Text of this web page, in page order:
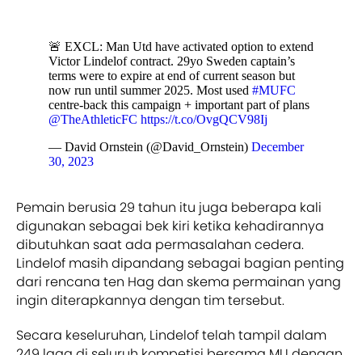
🚨 EXCL: Man Utd have activated option to extend
Victor Lindelof contract. 29yo Sweden captain’s
terms were to expire at end of current season but
now run until summer 2025. Most used #MUFC
centre-back this campaign + important part of plans
@TheAthleticFC https://t.co/OvgQCV98Ij
— David Ornstein (@David_Ornstein) December
30, 2023
Pemain berusia 29 tahun itu juga beberapa kali
digunakan sebagai bek kiri ketika kehadirannya
dibutuhkan saat ada permasalahan cedera.
Lindelof masih dipandang sebagai bagian penting
dari rencana ten Hag dan skema permainan yang
ingin diterapkannya dengan tim tersebut.
Secara keseluruhan, Lindelof telah tampil dalam